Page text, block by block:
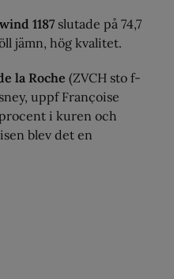
1187 slutade på 74,7
jämn, hög kvalitet.
la Roche (ZVCH sto f-
uppf Franҫoise
i kuren och
blev det en